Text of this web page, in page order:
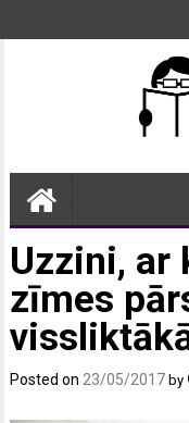
Uzzini, ar
zīmes
Posted on 23/05/2017 by